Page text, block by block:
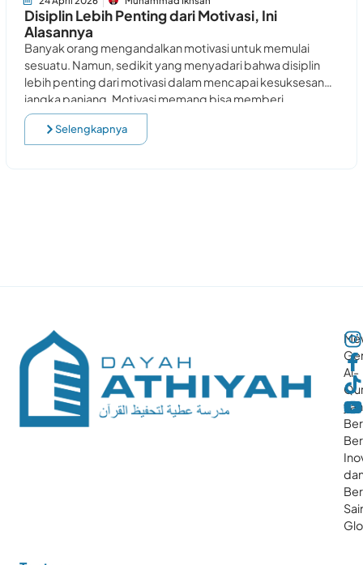
Disiplin Lebih Penting dari Motivasi, Ini
Alasannya
Banyak orang mengandalkan motivasi untuk memulai
sesuatu. Namun, sedikit yang menyadari bahwa disiplin
lebih penting dari motivasi dalam mencapai kesuksesan
jangka panjang. Motivasi memang bisa memberi
dorongan di awal. Akan
Selengkapnya
Al-